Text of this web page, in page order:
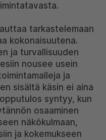
tarkastelemaan
kokonaisuutena.
ja turvallisuuden
nousee usein
ja
sisältä käsin ei aina
syntyy, kun
osaaminen
näkökulmaan,
ja kokemukseen